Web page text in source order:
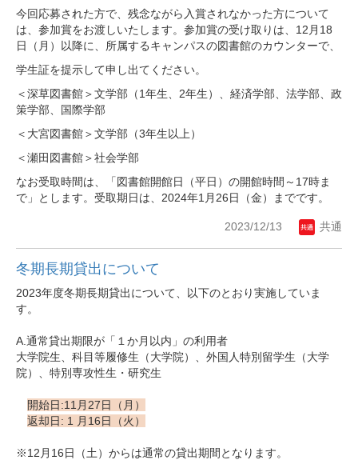
今回応募された方で、残念ながら入賞されなかった方について
は、参加賞をお渡しいたします。参加賞の受け取りは、12月18
日（月）以降に、所属するキャンパスの図書館のカウンターで、
学生証を提示して申し出てください。
＜深草図書館＞文学部（1年生、2年生）、経済学部、法学部、政
策学部、国際学部
＜大宮図書館＞文学部（3年生以上）
＜瀬田図書館＞社会学部
なお受取時間は、「図書館開館日（平日）の開館時間～17時ま
で」とします。受取期日は、2024年1月26日（金）までです。
2023/12/13 共通
冬期長期貸出について
2023年度冬期長期貸出について、以下のとおり実施していま
す。
A.通常貸出期限が「１か月以内」の利用者
大学院生、科目等履修生（大学院）、外国人特別留学生（大学
院）、特別専攻性生・研究生
開始日:11月27日（月）
返却日: 1 月16日（火）
※12月16日（土）からは通常の貸出期間となります。